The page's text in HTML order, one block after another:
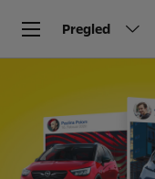
Pregled